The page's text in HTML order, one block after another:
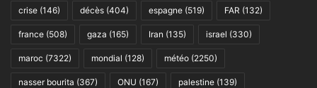
crise (146) décès (404) espagne (519) FAR (132)
france (508) gaza (165) Iran (135) israel (330)
maroc (7322) mondial (128) météo (2250)
nasser bourita (367) ONU (167) palestine (139)